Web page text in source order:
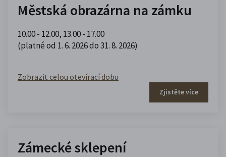
Městská obrazárna na zámku
10.00 - 12.00, 13.00 - 17.00
(platné od 1. 6. 2026 do 31. 8. 2026)
Zobrazit celou otevírací dobu
Zjistěte více
Zámecké sklepení